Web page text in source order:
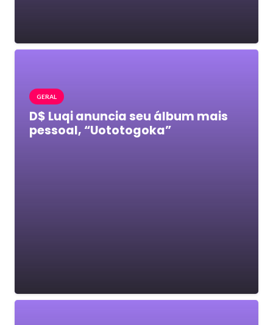
GERAL
D$ Luqi anuncia seu álbum mais
pessoal, “Uototogoka”